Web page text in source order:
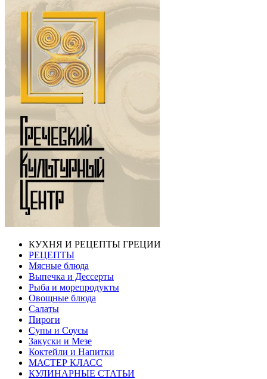
КУХНЯ И РЕЦЕПТЫ ГРЕЦИИ
РЕЦЕПТЫ
Мясные блюда
Выпечка и Дессерты
Рыба и морепродукты
Овощные блюда
Салаты
Пироги
Супы и Соусы
Закуски и Мезе
Коктейли и Напитки
МАСТЕР КЛАСС
КУЛИНАРНЫЕ СТАТЬИ